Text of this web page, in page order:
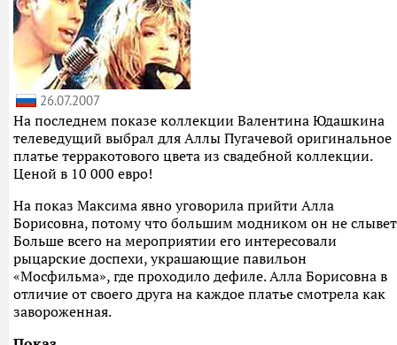
26.07.2007
На последнем показе коллекции Валентина Юдашкина
телеведущий выбрал для Аллы Пугачевой оригинальное
платье терракотового цвета из свадебной коллекции.
Ценой в 10 000 евро!
На показ Максима явно уговорила прийти Алла
Борисовна, потому что большим модником он не
Больше всего на мероприятии его интересовали
рыцарские доспехи, украшающие павильон
«Мосфильма», где проходило дефиле. Алла Борисовна в
отличие от своего друга на каждое платье смотрела как
завороженная.